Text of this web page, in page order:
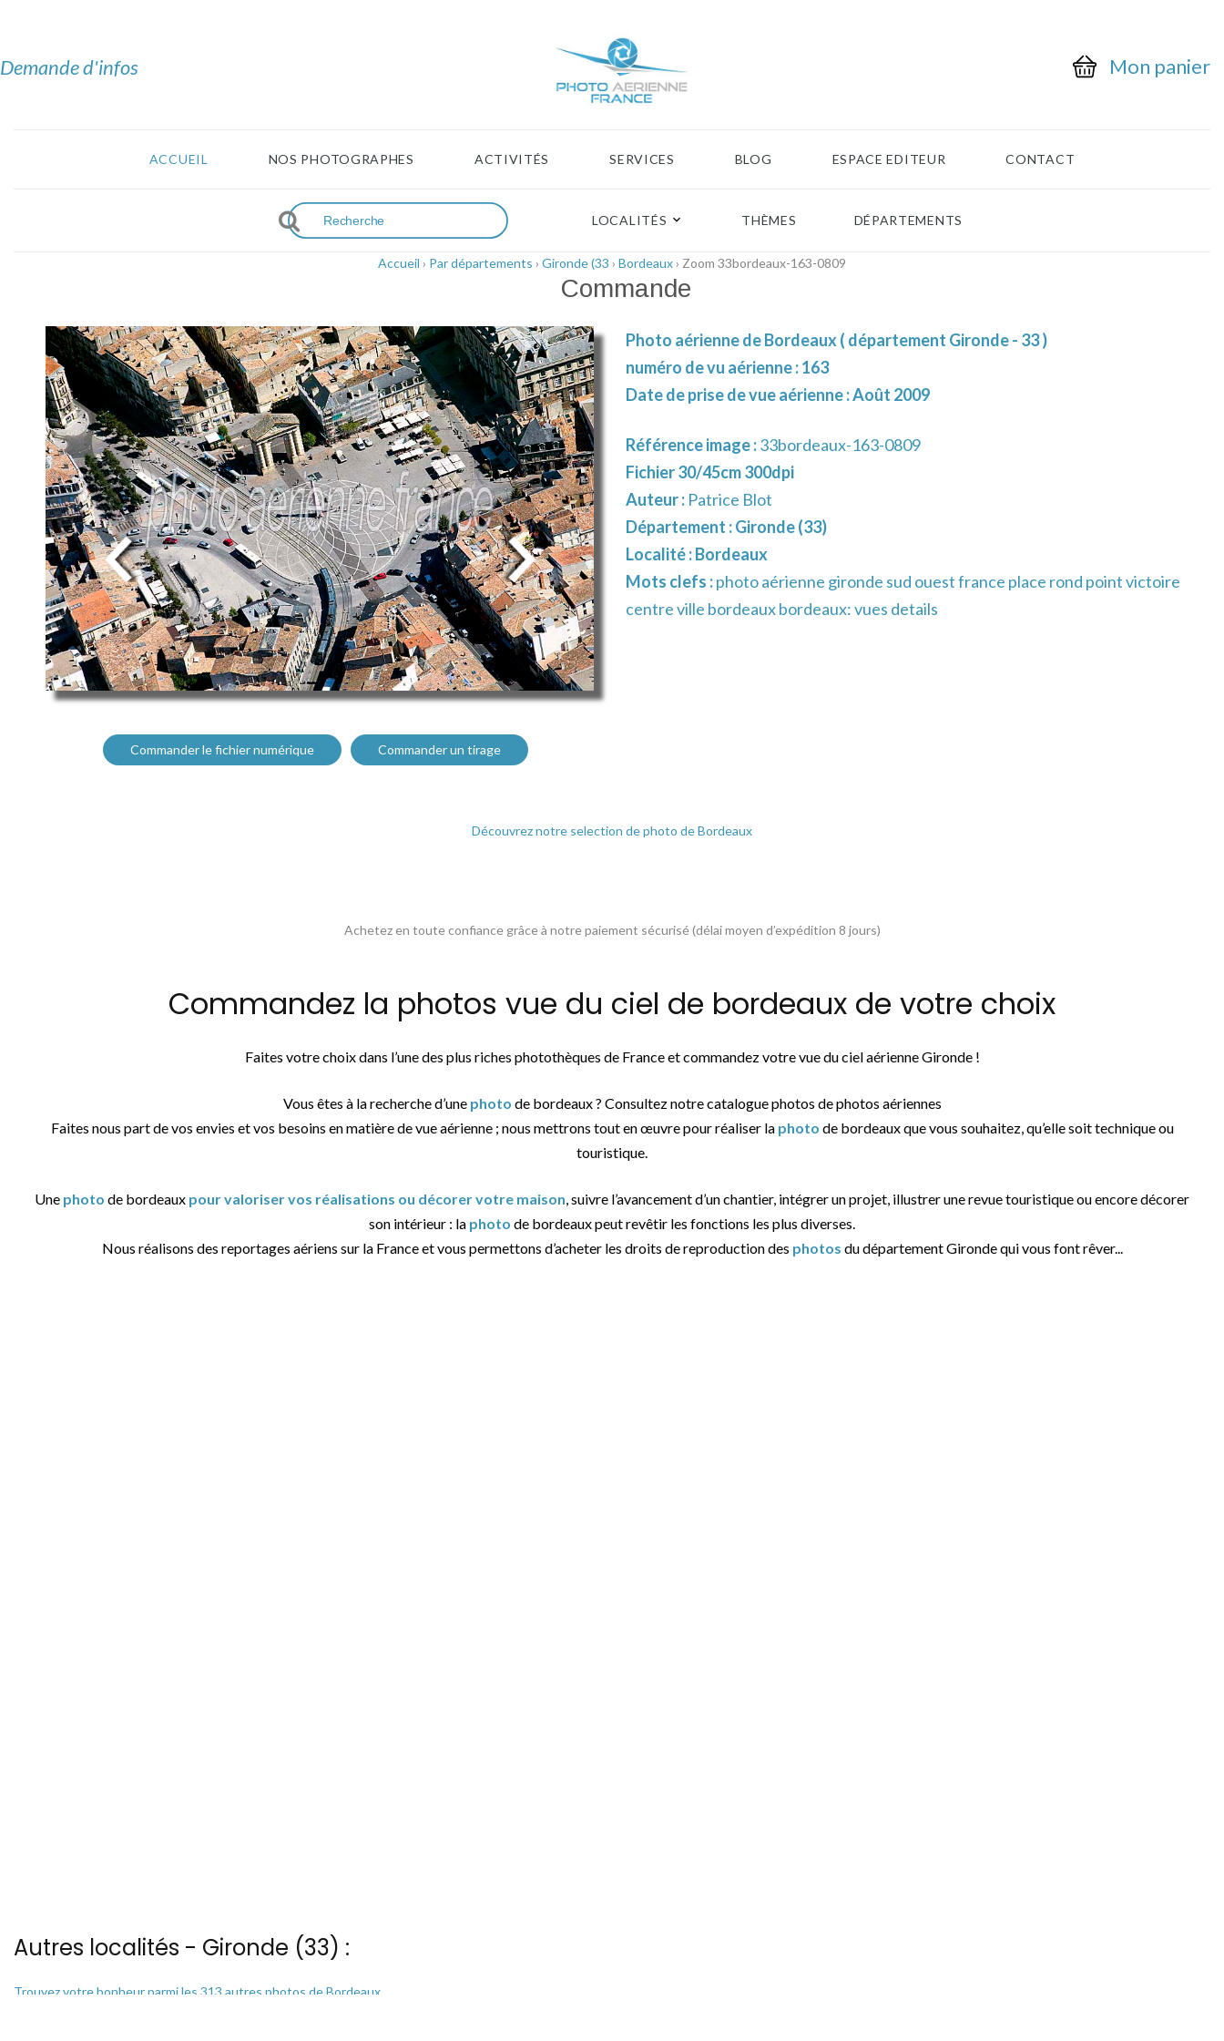
Demande d'infos Mon panier
ACCUEIL NOS PHOTOGRAPHES ACTIVITÉS SERVICES BLOG ESPACE EDITEUR CONTACT
LOCALITÉS THÈMES DÉPARTEMENTS
Accueil › Par départements › Gironde (33 › Bordeaux› Zoom 33bordeaux-163-0809
Commande
Commander le fichier numérique Commander un tirage
Photo aérienne de Bordeaux ( département Gironde - 33 )
numéro de vu aérienne : 163
Date de prise de vue aérienne : Août 2009
Référence image :33bordeaux-163-0809
Fichier 30/45cm 300dpi
Auteur : Patrice Blot
Département :Gironde (33)
Localité :Bordeaux
Mots clefs :photo aérienne gironde sud ouest france place rond point victoire
centre ville bordeaux bordeaux: vues details
Découvrez notre selection de photo de Bordeaux
Achetez en toute confiance grâce à notre paiement sécurisé (délai moyen d’expédition 8 jours)
Commandez la photos vue du ciel de bordeaux de votre choix
Faites votre choix dans l’une des plus riches photothèques de France et commandez votre vue du ciel aérienne Gironde !
Vous êtes à la recherche d’une photo de bordeaux ? Consultez notre catalogue photos de photos aériennes
Faites nous part de vos envies et vos besoins en matière de vue aérienne ; nous mettrons tout en œuvre pour réaliser la photo de bordeaux que vous souhaitez, qu’elle soit technique ou
touristique.
Une photo de bordeaux pour valoriser vos réalisations ou décorer votre maison, suivre l’avancement d’un chantier, intégrer un projet, illustrer une revue touristique ou encore décorer
son intérieur : la photo de bordeaux peut revêtir les fonctions les plus diverses.
Nous réalisons des reportages aériens sur la France et vous permettons d’acheter les droits de reproduction des photos du département Gironde qui vous font rêver...
Autres localités - Gironde (33) :
Trouvez votre bonheur parmi les 313 autres photos de Bordeaux